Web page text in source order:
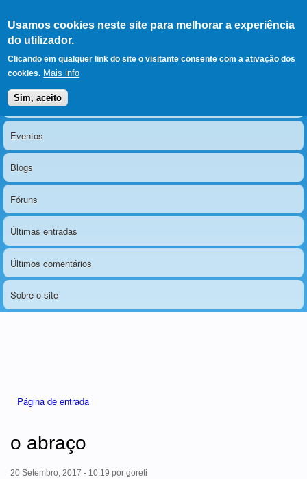
Usamos cookies neste site para melhorar a experiência
do utilizador.
Clicando em qualquer link do site o visitante consente com a ativação dos
cookies. Mais info
Sim, aceito
LERPARAVER , ir para a
página principal
O portal da visão diferente
Menu principal
Notícias
Eventos
Blogs
Fóruns
Últimas entradas
Últimos comentários
Sobre o site
Página de entrada
o abraço
20 Setembro, 2017 - 10:19 por goreti